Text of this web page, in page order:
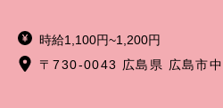
時給1,100円~1,200円
〒730-0043 広島県 広島市